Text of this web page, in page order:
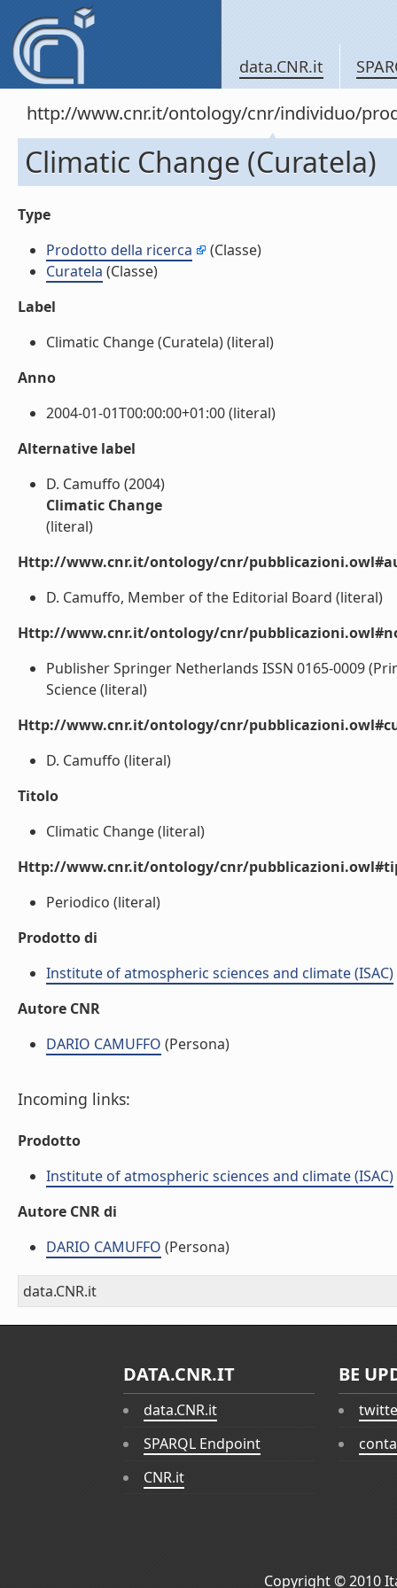
data.CNR.it
http://www.cnr.it/ontology/cnr/individuo/
Climatic Change (Curatela)
Type
Prodotto della ricerca
(Classe)
Curatela (Classe)
Label
Climatic Change (Curatela) (literal)
Anno
2004-01-01T00:00:00+01:00 (literal)
Alternative label
D. Camuffo (2004)
Climatic Change
(literal)
Http://www.cnr.it/ontology/cnr/
D. Camuffo, Member of the Editorial Board (literal)
Http://www.cnr.it/ontology/cnr/
Publisher Springer Netherlands ISSN 0165-0009
Science (literal)
Http://www.cnr.it/ontology/cnr/
D. Camuffo (literal)
Titolo
Climatic Change (literal)
Http://www.cnr.it/ontology/cnr/
Periodico (literal)
Prodotto di
Institute of atmospheric sciences and climate (ISAC)
Autore CNR
DARIO CAMUFFO (Persona)
Incoming links:
Prodotto
Institute of atmospheric sciences and climate (ISAC)
Autore CNR di
DARIO CAMUFFO (Persona)
data.CNR.it
DATA.CNR.IT
data.CNR.it
SPARQL Endpoint
CNR.it
BE
Copyright © 2010